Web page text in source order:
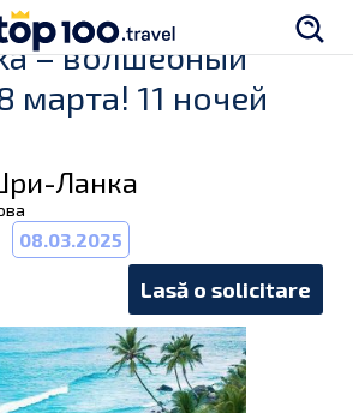
– волшебный
марта! 11 ночей
Ланка
08.03.2025
Lasă o solicitare